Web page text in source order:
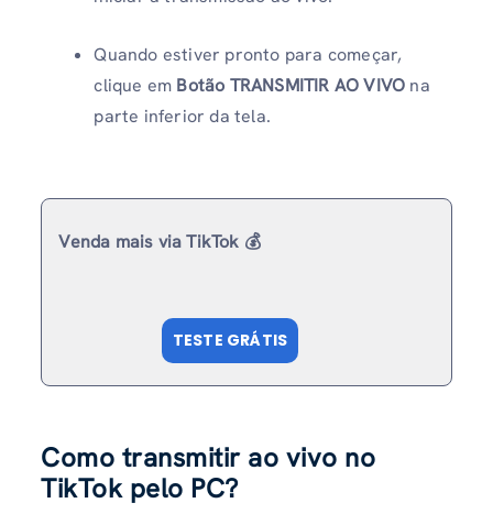
Quando estiver pronto para começar,
clique em Botão TRANSMITIR AO VIVO na
parte inferior da tela.
Venda mais via TikTok 💰
TESTE GRÁTIS
Como transmitir ao vivo no
TikTok pelo PC?